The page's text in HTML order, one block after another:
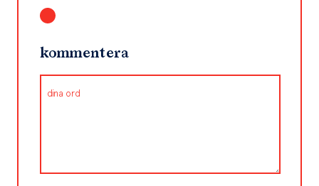
kommentera